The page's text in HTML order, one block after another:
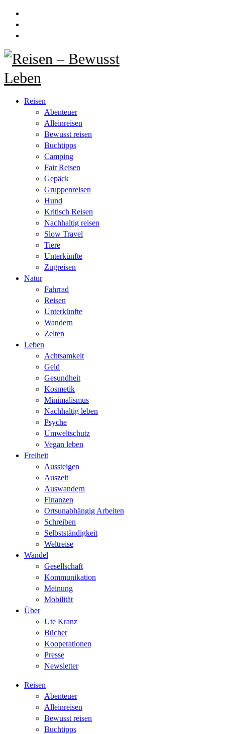
Reisen
Abenteuer
Alleinreisen
Bewusst reisen
Buchtipps
Camping
Fair Reisen
Gepäck
Gruppenreisen
Hund
Kritisch Reisen
Nachhaltig reisen
Slow Travel
Tiere
Unterkünfte
Zugreisen
Natur
Fahrrad
Reisen
Unterkünfte
Wandern
Zelten
Leben
Achtsamkeit
Geld
Gesundheit
Kosmetik
Minimalismus
Nachhaltig leben
Psyche
Umweltschutz
Vegan leben
Freiheit
Aussteigen
Auszeit
Auswandern
Finanzen
Ortsunabhängig Arbeiten
Schreiben
Selbstständigkeit
Weltreise
Wandel
Gesellschaft
Kommunikation
Meinung
Mobilität
Über
Ute Kranz
Bücher
Kooperationen
Presse
Newsletter
Reisen
Abenteuer
Alleinreisen
Bewusst reisen
Buchtipps